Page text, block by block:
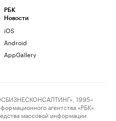
РБК
Новости
iOS
Android
AppGallery
1995–
агентства «РБК»
массовой информации